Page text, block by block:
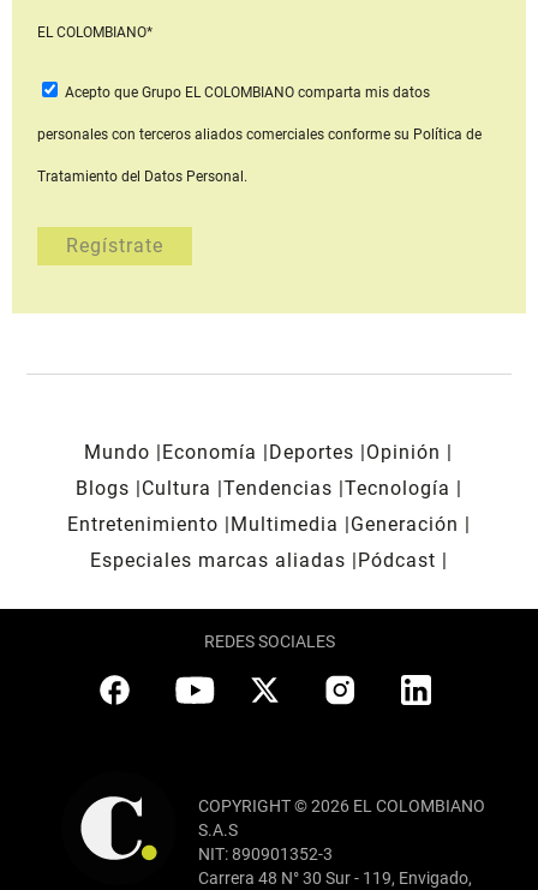
EL COLOMBIANO*
Acepto que Grupo EL COLOMBIANOcomparta mis datos
personales con terceros aliados comerciales conforme su Política de
Tratamiento del Datos Personal.
Mundo Economía Deportes
Opinión
Blogs
Cultura Tendencias Tecnología
Entretenimiento
Multimedia
Generación
Especiales marcas aliadas
Pódcast
REDES SOCIALES
COPYRIGHT © 2026 EL COLOMBIANO
S.A.S
NIT: 890901352-3
Carrera 48 N° 30 Sur - 119, Envigado,